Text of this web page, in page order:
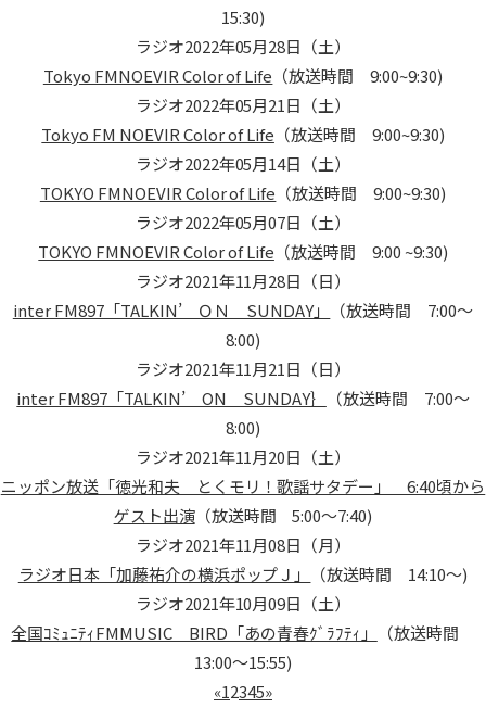
15:30)
ラジオ2022年05月28日（土）
Tokyo FMNOEVIR Color of Life （放送時間 9:00~9:30)
ラジオ2022年05月21日（土）
Tokyo FM NOEVIR Color of Life （放送時間 9:00~9:30)
ラジオ2022年05月14日（土）
TOKYO FMNOEVIR Color of Life （放送時間 9:00~9:30)
ラジオ2022年05月07日（土）
TOKYO FMNOEVIR Color of Life （放送時間 9:00 ~9:30)
ラジオ2021年11月28日（日）
inter FM897「TALKIN’ ＯＮ SUNDAY」
（放送時間 7:00～
8:00)
ラジオ2021年11月21日（日）
inter FM897「TALKIN’ ON SUNDAY｝
（放送時間 7:00～
8:00)
ラジオ2021年11月20日（土）
ニッポン放送「徳光和夫 とくモリ！歌謡サタデー」 6:40頃から
ゲスト出演（放送時間 5:00～7:40)
ラジオ2021年11月08日（月）
ラジオ日本「加藤祐介の横浜ポップＪ」
（放送時間 14:10～)
ラジオ2021年10月09日（土）
全国ｺﾐｭﾆﾃｨFMMUSIC BIRD「あの青春ｸﾞﾗﾌﾃｨ」
（放送時間
13:00～15:55)
«12345»